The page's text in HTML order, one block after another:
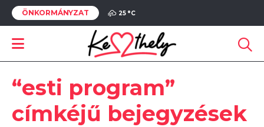
ÖNKORMÁNYZAT 25 °C
“esti program”
címkéjű bejegyzések